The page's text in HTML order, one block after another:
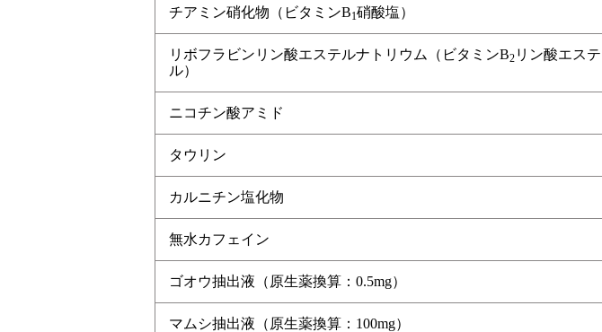
チアミン硝化物（ビタミンB1硝酸塩）
リボフラビンリン酸エステルナトリウム（ビタミンB2リン酸エステ
ル）
ニコチン酸アミド
タウリン
カルニチン塩化物
無水カフェイン
ゴオウ抽出液（原生薬換算：0.5mg）
マムシ抽出液（原生薬換算：100mg）